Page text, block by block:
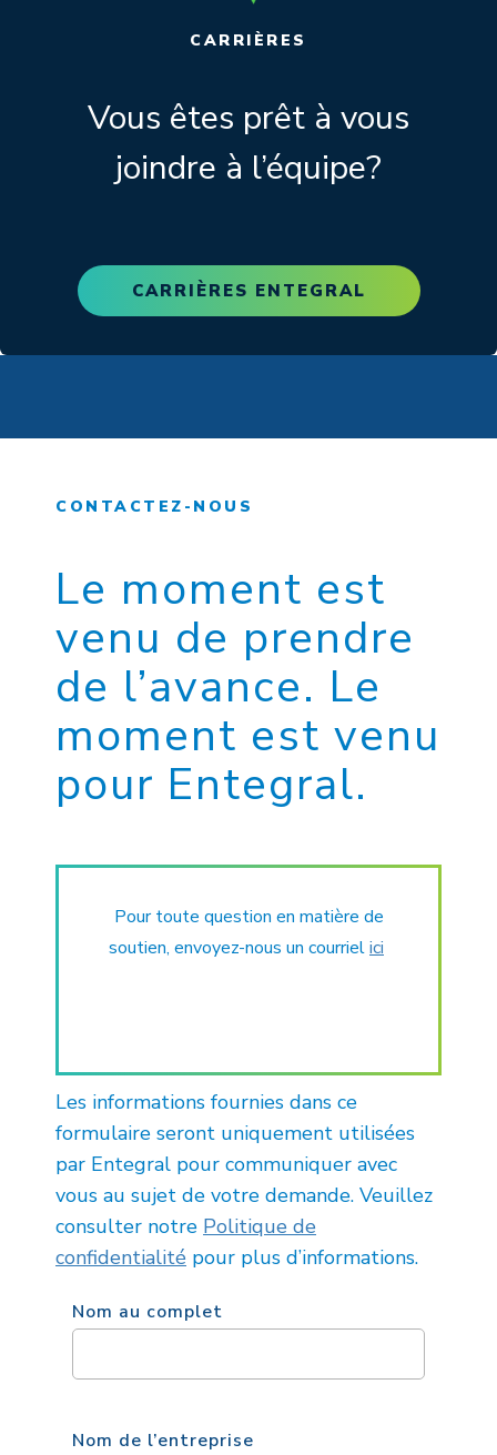
CARRIÈRES
Vous êtes prêt à vous
joindre à l’équipe?
CARRIÈRES ENTEGRAL
CONTACTEZ-NOUS
Le moment est
venu de prendre
de l’avance. Le
moment est venu
pour Entegral.
Pour toute question en matière de
soutien, envoyez-nous un courrielici
Les informations fournies dans ce
formulaire seront uniquement utilisées
par Entegral pour communiquer avec
vous au sujet de votre demande. Veuillez
consulter notre Politique de
confidentialité pour plus d’informations.
Nom au complet
Nom de l’entreprise